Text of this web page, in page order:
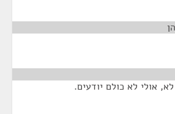
אולי לא כולם יודעים.